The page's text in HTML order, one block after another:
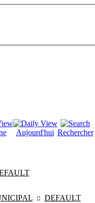
Aujourd'hui Rechercher
:: DEFAULT